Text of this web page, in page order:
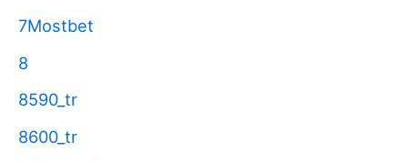
7Mostbet
8
8590_tr
8600_tr